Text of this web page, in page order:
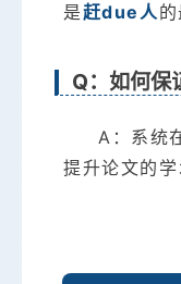
是赶due人
Q：如何保
A：系统
提升论文的学